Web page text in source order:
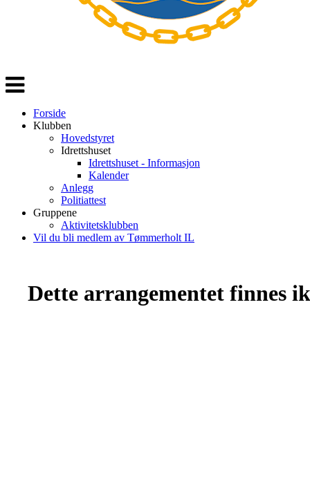
Veksle
navigasjon
Forside
Klubben
Hovedstyret
Idrettshuset
Idrettshuset - Informasjon
Kalender
Anlegg
Politiattest
Gruppene
Aktivitetsklubben
Vil du bli medlem av Tømmerholt IL
Dette arrangementet finnes